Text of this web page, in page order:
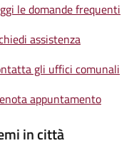
le domande frequenti
assistenza
gli uffici comunali
appuntamento
in città